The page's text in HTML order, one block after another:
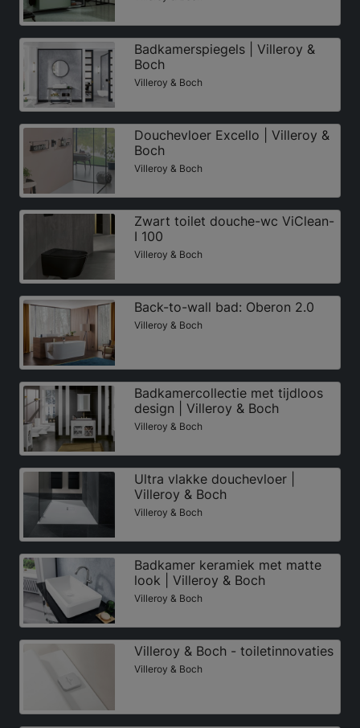
Badkamerspiegels | Villeroy &
Boch
Villeroy & Boch
Douchevloer Excello | Villeroy &
Boch
Villeroy & Boch
Zwart toilet douche-wc ViClean-
I 100
Villeroy & Boch
Back-to-wall bad: Oberon 2.0
Villeroy & Boch
Badkamercollectie met tijdloos
design | Villeroy & Boch
Villeroy & Boch
Ultra vlakke douchevloer |
Villeroy & Boch
Villeroy & Boch
Badkamer keramiek met matte
look | Villeroy & Boch
Villeroy & Boch
Villeroy & Boch - toiletinnovaties
Villeroy & Boch